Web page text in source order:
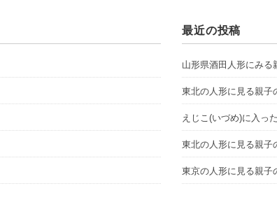
最近の投稿
山形県酒田人形にみる
東北の人形に見る親
えじこ(いづめ)に入っ
東北の人形に見る親
東京の人形に見る親子